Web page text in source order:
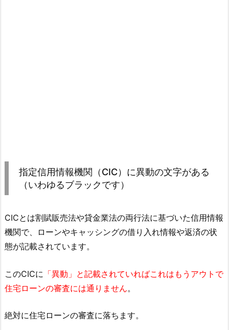
指定信用情報機関（CIC）に異動の文字がある
（いわゆるブラックです）
CICとは割賦販売法や貸金業法の両行法に基づいた信用情報
機関で、ローンやキャッシングの借り入れ情報や返済の状
態が記載されています。
このCICに 「異動」と記載されていればこれはもうアウトで
住宅ローンの審査には通りません。
絶対に住宅ローンの審査に落ちます。